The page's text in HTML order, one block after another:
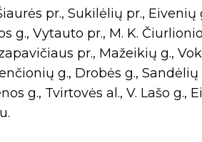
pr., Sukilėlių pr., Eivenių
g., Vytauto pr., M. K.
pr., Mažeikių g.,
g., Drobės g., Sandėlių
g., Tvirtovės al., V. Lašo g.,